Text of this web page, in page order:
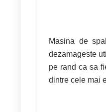
Masina de
dezamageste
pe rand ca sa
dintre cele mai